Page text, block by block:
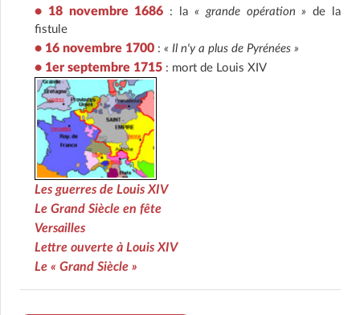
• 18 novembre 1686 : la « grande opération » de la
fistule
• 16 novembre 1700 : « Il n'y a plus de Pyrénées »
• 1er septembre 1715 : mort de Louis XIV
Les guerres de Louis XIV
Le Grand Siècle en fête
Versailles
Lettre ouverte à Louis XIV
Le « Grand Siècle »